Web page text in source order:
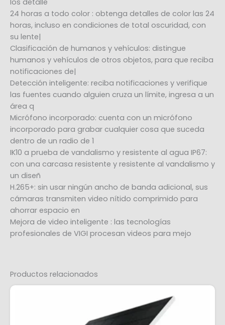
24 horas a todo color : obtenga detalles de color las 24
horas, incluso en condiciones de total oscuridad, con
su lente|
Clasificación de humanos y vehículos: distingue
humanos y vehículos de otros objetos, para que reciba
notificaciones de|
Detección inteligente: reciba notificaciones y verifique
las fuentes cuando alguien cruza un límite, ingresa a un
área q
Micrófono incorporado: cuenta con un micrófono
incorporado para grabar cualquier cosa que suceda
dentro de un radio de 1
IK10 a prueba de vandalismo y resistente al agua IP67:
con una carcasa resistente y resistente al vandalismo y
un diseñ
H.265+: sin usar ningún ancho de banda adicional, sus
cámaras transmiten video nítido comprimido para
ahorrar espacio en
Mejora de video inteligente : las tecnologías
profesionales de VIGI procesan videos para mejo
Productos relacionados